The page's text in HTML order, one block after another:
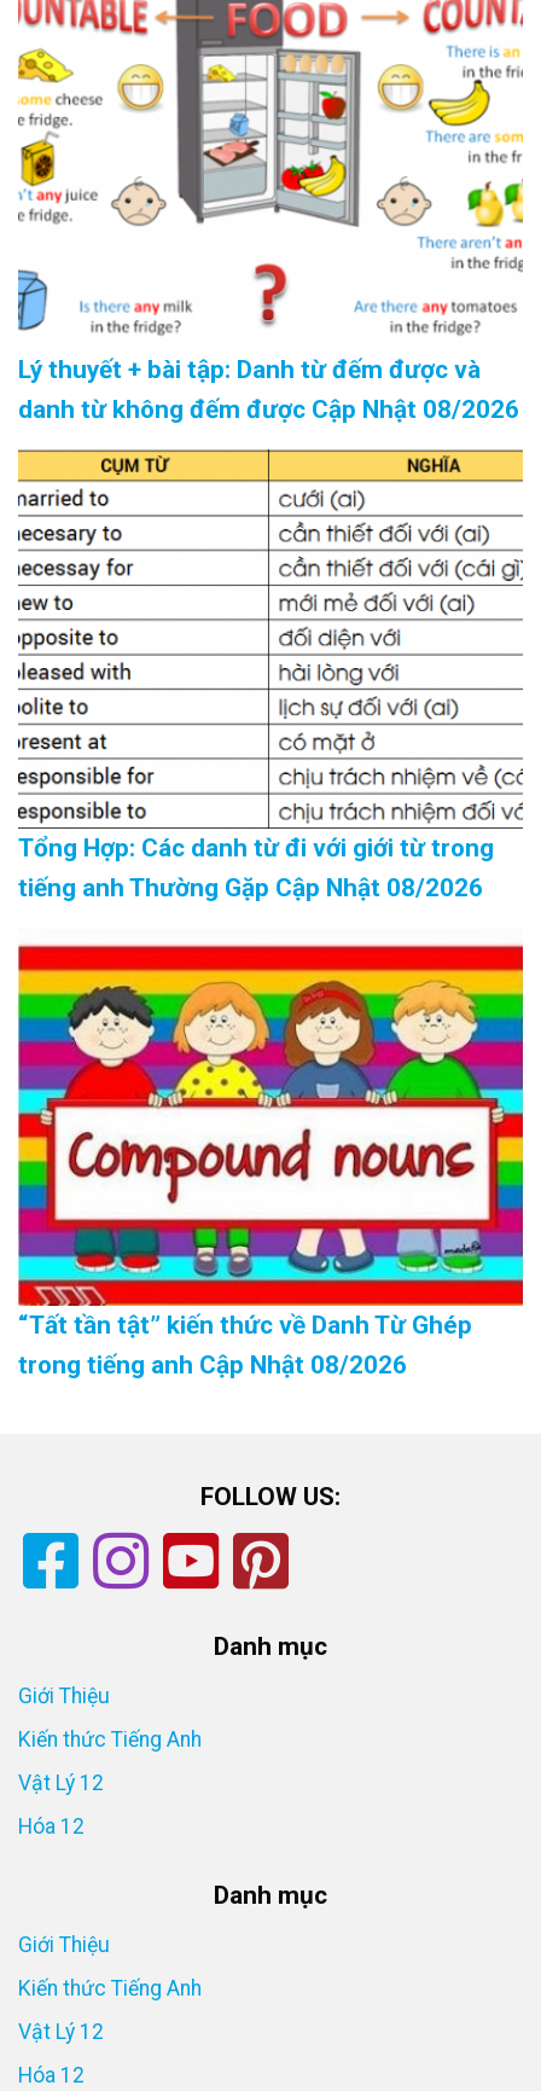
Lý thuyết + bài tập: Danh từ đếm được và
danh từ không đếm được Cập Nhật 08/2026
Tổng Hợp: Các danh từ đi với giới từ trong
tiếng anh Thường Gặp Cập Nhật 08/2026
“Tất tần tật” kiến thức về Danh Từ Ghép
trong tiếng anh Cập Nhật 08/2026
FOLLOW US:
Danh mục
Giới Thiệu
Kiến thức Tiếng Anh
Vật Lý 12
Hóa 12
Danh mục
Giới Thiệu
Kiến thức Tiếng Anh
Vật Lý 12
Hóa 12